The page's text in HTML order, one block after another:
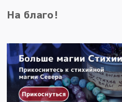
На благо!